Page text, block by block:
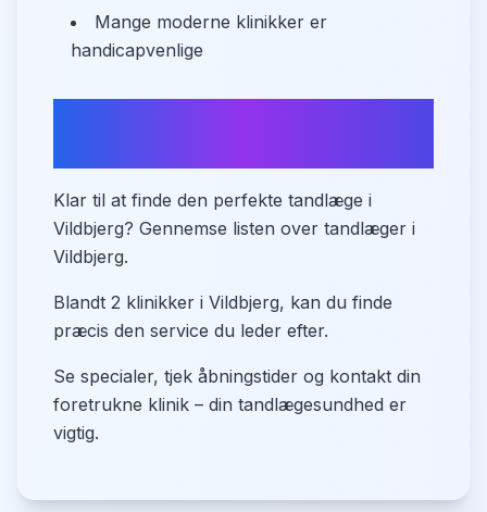
Mange moderne klinikker er
handicapvenlige
Klar til at finde den perfekte tandlæge i
Vildbjerg? Gennemse listen over tandlæger i
Vildbjerg.
Blandt 2 klinikker i Vildbjerg, kan du finde
præcis den service du leder efter.
Se specialer, tjek åbningstider og kontakt din
foretrukne klinik – din tandlægesundhed er
vigtig.